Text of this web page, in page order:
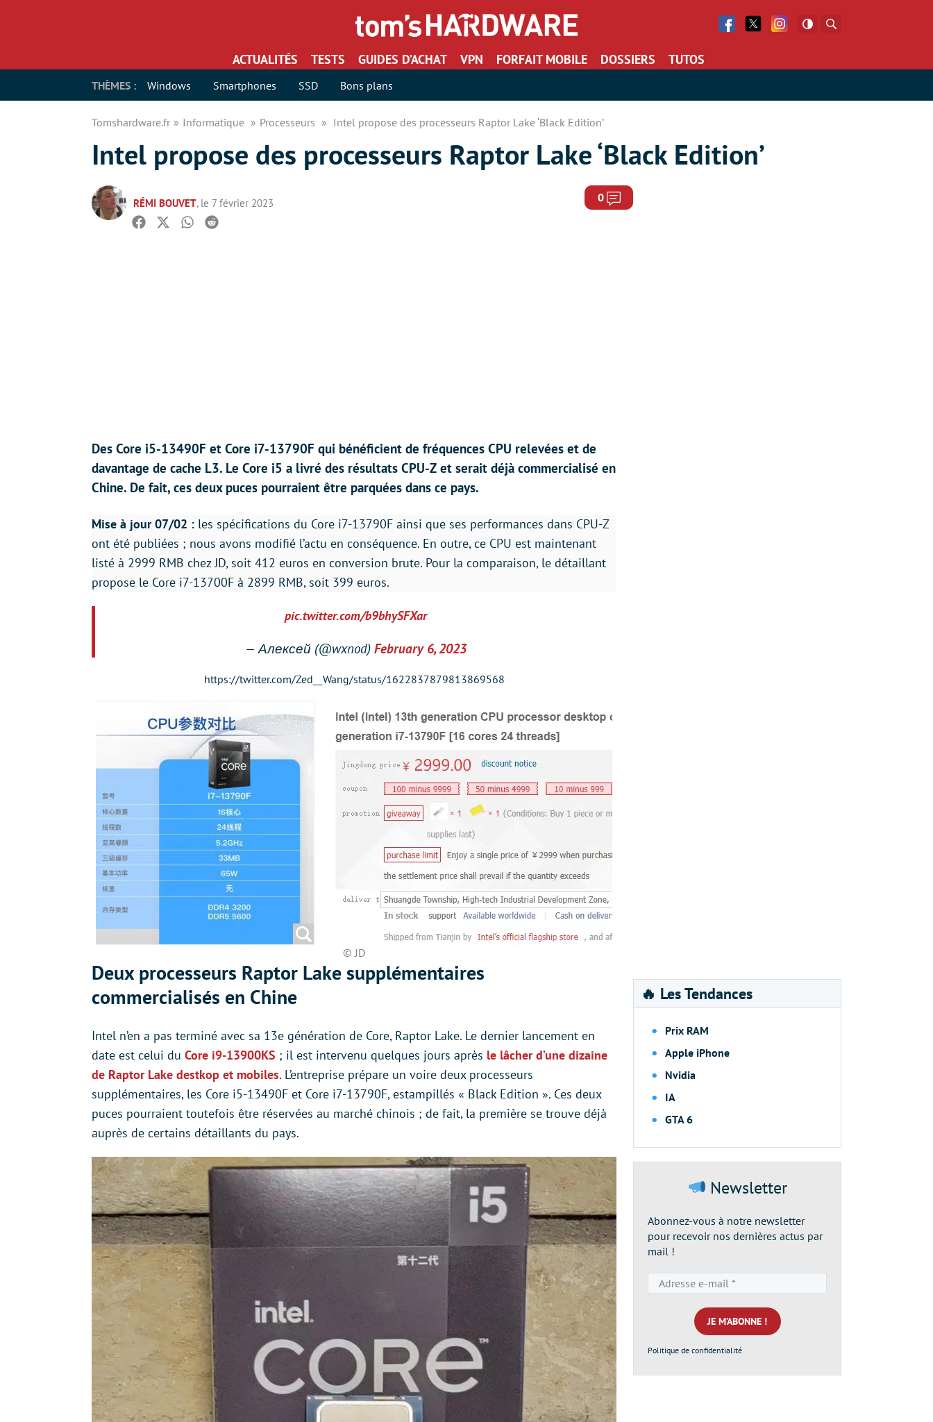
Facebook
Twitter Facebook
ACTUALITÉS TESTS GUIDES D’ACHAT VPN FORFAIT MOBILE DOSSIERS TUTOS
THÈMES : Windows Smartphones SSD Bons plans
Tomshardware.fr Informatique Processeurs Intel propose des processeurs Raptor Lake ‘Black Edition’
Intel propose des processeurs Raptor Lake ‘Black Edition’
RÉMI BOUVET, le 7 février 2023 0 Commentaires
Facebook
TwitterWhatsapp
Reddit
Des Core i5-13490F et Core i7-13790F qui bénéficient de fréquences CPU relevées et de
davantage de cache L3. Le Core i5 a livré des résultats CPU-Z et serait déjà commercialisé en
Chine. De fait, ces deux puces pourraient être parquées dans ce pays.
Mise à jour 07/02 : les spécifications du Core i7-13790F ainsi que ses performances dans CPU-Z
ont été publiées ; nous avons modifié l’actu en conséquence. En outre, ce CPU est maintenant
listé à 2999 RMB chez JD, soit 412 euros en conversion brute. Pour la comparaison, le détaillant
propose le Core i7-13700F à 2899 RMB, soit 399 euros.
pic.twitter.com/b9bhySFXar
— Алексей (@wxnod) February 6, 2023
https://twitter.com/Zed__Wang/status/1622837879813869568
© JD
Deux processeurs Raptor Lake supplémentaires
commercialisés en Chine
Intel n’en a pas terminé avec sa 13e génération de Core, Raptor Lake. Le dernier lancement en
date est celui du Core i9-13900KS ; il est intervenu quelques jours après le lâcher d’une dizaine
de Raptor Lake destkop et mobiles. L’entreprise prépare un voire deux processeurs
supplémentaires, les Core i5-13490F et Core i7-13790F, estampillés « Black Edition ». Ces deux
puces pourraient toutefois être réservées au marché chinois ; de fait, la première se trouve déjà
auprès de certains détaillants du pays.
🔥 Les Tendances
Prix RAM
Apple iPhone
Nvidia
IA
GTA 6
Newsletter
Abonnez-vous à notre newsletter
pour recevoir nos dernières actus par
mail !
e-
mail
*
Politique de confidentialité